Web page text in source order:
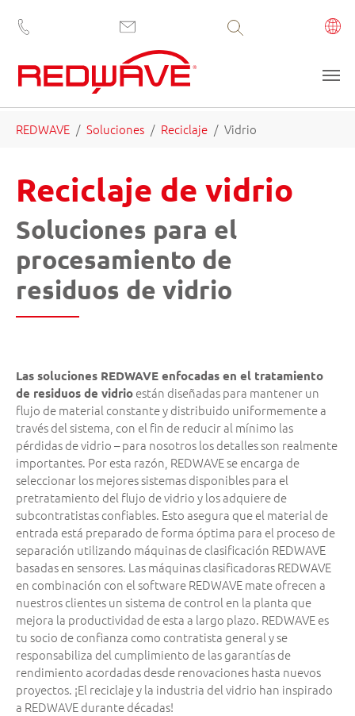
Volltextsuche
REDWAVE Soluciones Reciclaje Vidrio
Reciclaje de vidrio
Soluciones para el
procesamiento de
residuos de vidrio
Las soluciones REDWAVE enfocadas en el tratamiento
de residuos de vidrio están diseñadas para mantener un
flujo de material constante y distribuido uniformemente a
través del sistema, con el fin de reducir al mínimo las
pérdidas de vidrio – para nosotros los detalles son realmente
importantes. Por esta razón, REDWAVE se encarga de
seleccionar los mejores sistemas disponibles para el
pretratamiento del flujo de vidrio y los adquiere de
subcontratistas confiables. Esto asegura que el material de
entrada está preparado de forma óptima para el proceso de
separación utilizando máquinas de clasificación REDWAVE
basadas en sensores. Las máquinas clasificadoras REDWAVE
en combinación con el software REDWAVE mate ofrecen a
nuestros clientes un sistema de control en la planta que
mejora la productividad de esta a largo plazo. REDWAVE es
tu socio de confianza como contratista general y se
responsabiliza del cumplimiento de las garantías de
rendimiento acordadas desde renovaciones hasta nuevos
proyectos. ¡El reciclaje y la industria del vidrio han inspirado
a REDWAVE durante décadas!